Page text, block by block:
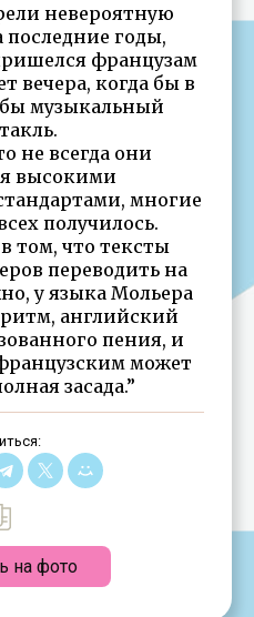
невероятную
последние годы,
французам
вечера, когда бы в
музыкальный
не всегда они
высокими
многие
получилось.
том, что тексты
переводить на
у языка Мольера
английский
пения, и
может
засада.”
на фото